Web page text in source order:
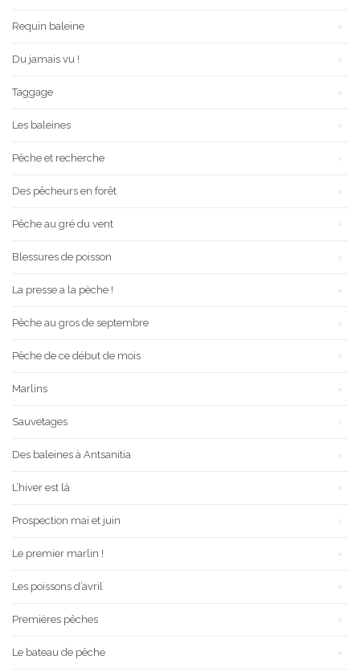
Requin baleine
Du jamais vu !
Taggage
Les baleines
Pêche et recherche
Des pêcheurs en forêt
Pêche au gré du vent
Blessures de poisson
La presse a la pèche !
Pêche au gros de septembre
Pêche de ce début de mois
Marlins
Sauvetages
Des baleines à Antsanitia
L’hiver est là
Prospection mai et juin
Le premier marlin !
Les poissons d’avril
Premières pêches
Le bateau de pêche